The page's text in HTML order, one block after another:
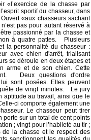
«l’exercice de la chasse par
sportif du chasseur, dans
Ouvert «aux chasseurs sachant
pas pour autant réservé à
passionné par la chasse et
à quatre pattes.
Plusieurs
la personnalité du chasseur :
avec chien d'arrêt, trialisant
se déroule en deux étapes et
arme et de son chien. Cette
Deux questions d'ordre
sont posées. Elles peuvent
de vingt minutes.
Le jury
aptitude au travail, ainsi que le
ci comporte également une
Le chasseur peut tirer
porte sur un total de cent points
; vingt pour l’habileté au tir ;
de la chasse et le respect des